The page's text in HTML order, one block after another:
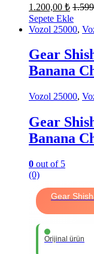
1.200,00 ₺
Sepete Ekle
Vozol 25000,
Gear
Banana
Vozol 25000,
Gear
Banana
0 out of 5
(0)
Gear
Orijinal ürün